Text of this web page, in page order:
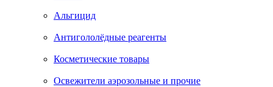
Альгицид
Антигололёдные реагенты
Косметические товары
Освежители аэрозольные и прочие